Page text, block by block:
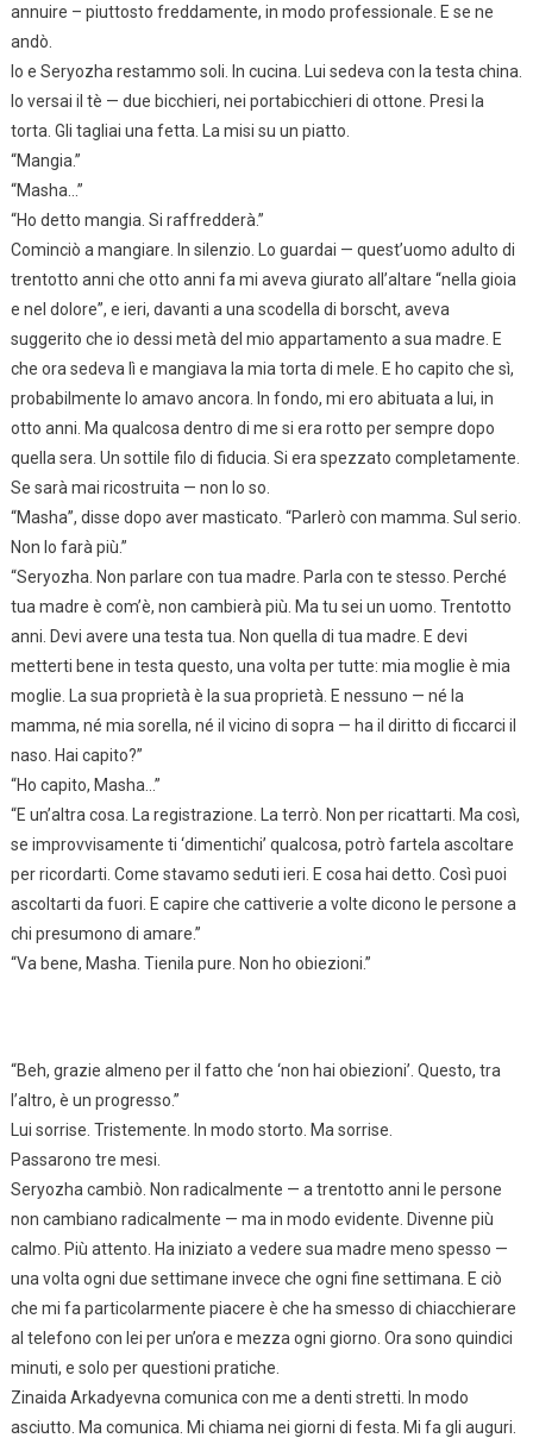
annuire – piuttosto freddamente, in modo professionale. E se ne
andò.
Io e Seryozha restammo soli. In cucina. Lui sedeva con la testa china.
Io versai il tè — due bicchieri, nei portabicchieri di ottone. Presi la
torta. Gli tagliai una fetta. La misi su un piatto.
“Mangia.”
“Masha…”
“Ho detto mangia. Si raffredderà.”
Cominciò a mangiare. In silenzio. Lo guardai — quest’uomo adulto di
trentotto anni che otto anni fa mi aveva giurato all’altare “nella gioia
e nel dolore”, e ieri, davanti a una scodella di borscht, aveva
suggerito che io dessi metà del mio appartamento a sua madre. E
che ora sedeva lì e mangiava la mia torta di mele. E ho capito che sì,
probabilmente lo amavo ancora. In fondo, mi ero abituata a lui, in
otto anni. Ma qualcosa dentro di me si era rotto per sempre dopo
quella sera. Un sottile filo di fiducia. Si era spezzato completamente.
Se sarà mai ricostruita — non lo so.
“Masha”, disse dopo aver masticato. “Parlerò con mamma. Sul serio.
Non lo farà più.”
“Seryozha. Non parlare con tua madre. Parla con te stesso. Perché
tua madre è com’è, non cambierà più. Ma tu sei un uomo. Trentotto
anni. Devi avere una testa tua. Non quella di tua madre. E devi
metterti bene in testa questo, una volta per tutte: mia moglie è mia
moglie. La sua proprietà è la sua proprietà. E nessuno — né la
mamma, né mia sorella, né il vicino di sopra — ha il diritto di ficcarci il
naso. Hai capito?”
“Ho capito, Masha…”
“E un’altra cosa. La registrazione. La terrò. Non per ricattarti. Ma così,
se improvvisamente ti ‘dimentichi’ qualcosa, potrò fartela ascoltare
per ricordarti. Come stavamo seduti ieri. E cosa hai detto. Così puoi
ascoltarti da fuori. E capire che cattiverie a volte dicono le persone a
chi presumono di amare.”
“Va bene, Masha. Tienila pure. Non ho obiezioni.”
“Beh, grazie almeno per il fatto che ‘non hai obiezioni’. Questo, tra
l’altro, è un progresso.”
Lui sorrise. Tristemente. In modo storto. Ma sorrise.
Passarono tre mesi.
Seryozha cambiò. Non radicalmente — a trentotto anni le persone
non cambiano radicalmente — ma in modo evidente. Divenne più
calmo. Più attento. Ha iniziato a vedere sua madre meno spesso —
una volta ogni due settimane invece che ogni fine settimana. E ciò
che mi fa particolarmente piacere è che ha smesso di chiacchierare
al telefono con lei per un’ora e mezza ogni giorno. Ora sono quindici
minuti, e solo per questioni pratiche.
Zinaida Arkadyevna comunica con me a denti stretti. In modo
asciutto. Ma comunica. Mi chiama nei giorni di festa. Mi fa gli auguri.